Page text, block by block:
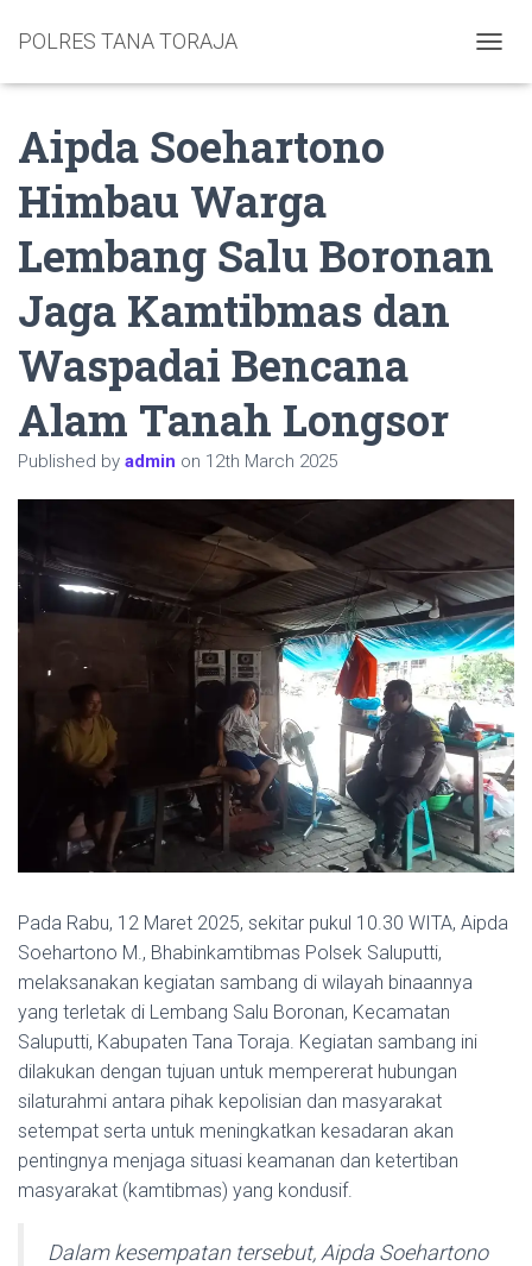
POLRES TANA TORAJA
Aipda Soehartono
Himbau Warga
Lembang Salu Boronan
Jaga Kamtibmas dan
Waspadai Bencana
Alam Tanah Longsor
Published by admin on 12th March 2025
Pada Rabu, 12 Maret 2025, sekitar pukul 10.30 WITA, Aipda
Soehartono M., Bhabinkamtibmas Polsek Saluputti,
melaksanakan kegiatan sambang di wilayah binaannya
yang terletak di Lembang Salu Boronan, Kecamatan
Saluputti, Kabupaten Tana Toraja. Kegiatan sambang ini
dilakukan dengan tujuan untuk mempererat hubungan
silaturahmi antara pihak kepolisian dan masyarakat
setempat serta untuk meningkatkan kesadaran akan
pentingnya menjaga situasi keamanan dan ketertiban
masyarakat (kamtibmas) yang kondusif.
Dalam kesempatan tersebut, Aipda Soehartono